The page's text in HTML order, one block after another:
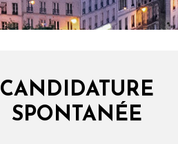
CANDIDATURE
SPONTANÉE